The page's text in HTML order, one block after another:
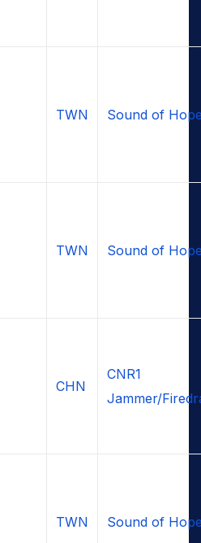
TWN Sound of
TWN Sound of
CHN
CNR1
Jammer/
TWN Sound of